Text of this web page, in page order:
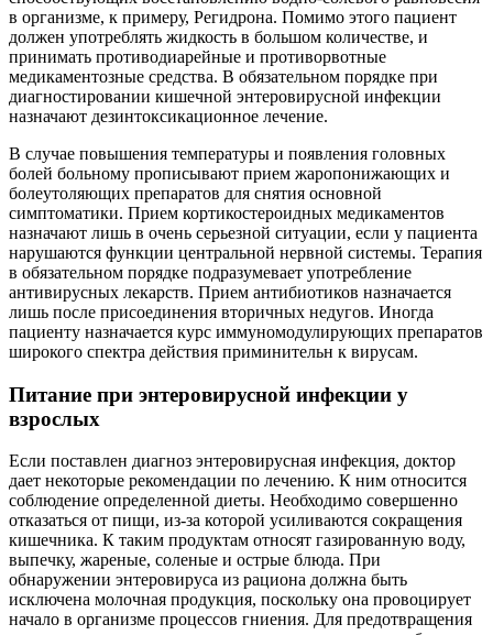
в организме, к примеру, Регидрона. Помимо этого пациент
должен употреблять жидкость в большом количестве, и
принимать противодиарейные и противорвотные
медикаментозные средства. В обязательном порядке при
диагностировании кишечной энтеровирусной инфекции
назначают дезинтоксикационное лечение.
В случае повышения температуры и появления головных
болей больному прописывают прием жаропонижающих и
болеутоляющих препаратов для снятия основной
симптоматики. Прием кортикостероидных медикаментов
назначают лишь в очень серьезной ситуации, если у пациента
нарушаются функции центральной нервной системы. Терапия
в обязательном порядке подразумевает употребление
антивирусных лекарств. Прием антибиотиков назначается
лишь после присоединения вторичных недугов. Иногда
пациенту назначается курс иммуномодулирующих препаратов
широкого спектра действия приминительн к вирусам.
Питание при энтеровирусной инфекции у
взрослых
Если поставлен диагноз энтеровирусная инфекция, доктор
дает некоторые рекомендации по лечению. К ним относится
соблюдение определенной диеты. Необходимо совершенно
отказаться от пищи, из-за которой усиливаются сокращения
кишечника. К таким продуктам относят газированную воду,
выпечку, жареные, соленые и острые блюда. При
обнаружении энтеровируса из рациона должна быть
исключена молочная продукция, поскольку она провоцирует
начало в организме процессов гниения. Для предотвращения